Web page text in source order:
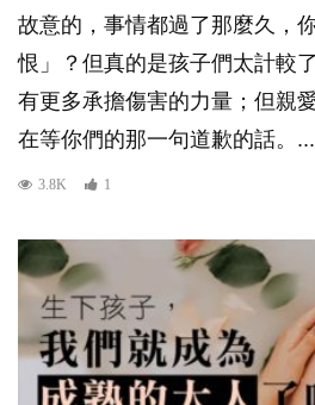
故意的，事情都過了那麼久，
恨」？但真的是孩子們太計較
有更多承擔傷害的力量；但親
在等你們的那一句道歉的話。...
3.8K 1